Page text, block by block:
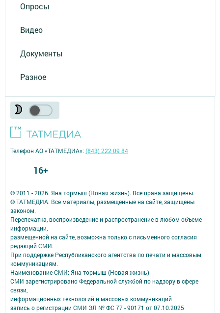
Опросы
Видео
Документы
Разное
© 2011 - 2026. Яна тормыш (Новая жизнь). Все права защищены.
© ТАТМЕДИА. Все материалы, размещенные на сайте, защищены
законом.
Перепечатка, воспроизведение и распространение в любом объеме
информации,
размещенной на сайте, возможна только с письменного согласия
редакций СМИ.
При поддержке Республиканского агентства по печати и массовым
коммуникациям.
Наименование СМИ: Яна тормыш (Новая жизнь)
СМИ зарегистрировано Федеральной службой по надзору в сфере
связи,
информационных технологий и массовых коммуникаций
запись о регистрации СМИ ЭЛ № ФС 77 - 90171 от 07.10.2025
Телефон АО «ТАТМЕДИА»:(843) 222 09 84
16+